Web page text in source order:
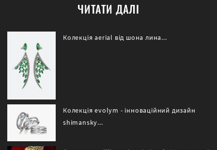
ЧИТАТИ ДАЛІ
Колекція aerial від шона лина...
Колекція evolym - інноваційний дизайн
shimansky...